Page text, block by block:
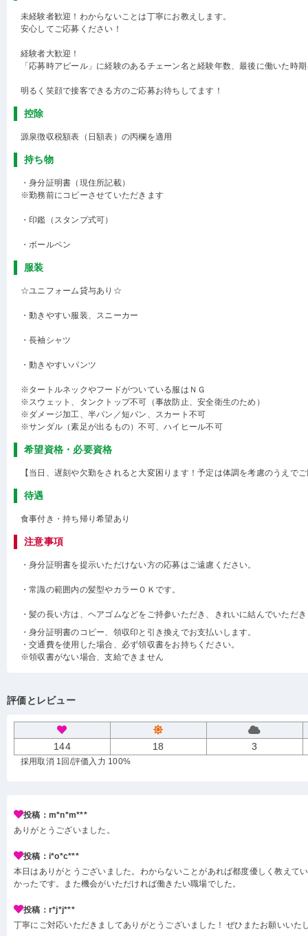
未経験者歓迎！わからないことは丁寧にお教えします。
安心してご応募ください！
経験者大歓迎！
「応募時アピール」に経験のあるチェーン名と経験年数、最後に働いた時
明るく笑顔で接客できる方のご応募お待ちしてます！
控除
源泉徴収税額表（日額表）の丙欄を適用
持ち物
・身分証明書（現住所記載）
※勤務前にコピーさせていただきます
・印鑑（スタンプ式可）
・ボールペン
服装
☆ユニフォーム貸与あり☆
・動きやすい服装、スニーカー
・長袖シャツ
・動きやすいパンツ
※タートルネックやフードがついている服はＮＧ
※スウェット、タンクトップ不可（事故防止、安全衛生のため）
※ダメージ加工、半パン／短パン、スカート不可
※サンダル（素足が出るもの）不可、ハイヒール不可
希望資格・必要資格
【当日、遅刻や欠勤をされると大変困ります！予定は体調を考慮のうえで
待遇
食事付き・持ち帰り希望あり
注意事項
・身分証明書を提示いただけない方の応募はご遠慮ください。
・常識の範囲内の髪型やカラーＯＫです。
・髪の長い方は、ヘアゴムなどをご持参いただき、きれいに結んでいただ
・身分証明書のコピー、領収印と引き換えでお支払いします。
・交通費を使用した場合、必ず領収書をお持ちください。
※領収書がない場合、支給できません
評価とレビュー
144 18 3
採用取消 1回 /評価入力 100%
投稿：m*n*m***
ありがとうございました。
投稿：i*o*c***
本日はありがとうございました。わからないことがあれば都度優しく教えて
かったです。また機会がいただければ働きたい職場でした。
投稿：r*j*j***
丁寧にご対応いただきましてありがとうございました！ ぜひまたお願いいた